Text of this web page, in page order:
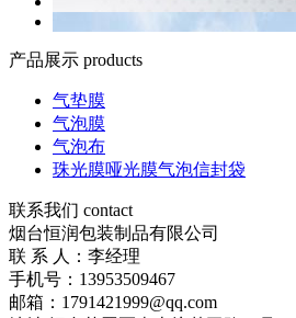
产品展示 products
气垫膜
气泡膜
气泡布
珠光膜哑光膜气泡信封袋
联系我们 contact
烟台恒润包装制品有限公司
联 系 人：李经理
手机号：13953509467
邮箱：1791421999@qq.com